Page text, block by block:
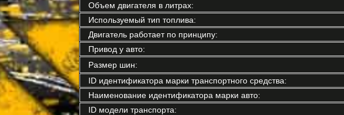
Объем двигателя в литрах:
Используемый тип топлива:
Двигатель работает по принципу:
Привод у авто:
Размер шин:
ID идентификатора марки транспортного средства:
Наименование идентификатора марки авто:
ID модели транспорта: